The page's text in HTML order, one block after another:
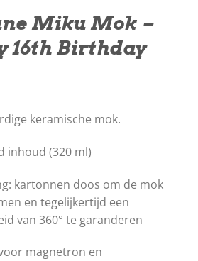
Miku Mok –
16th Birthday
keramische mok.
inhoud (320 ml)
kartonnen doos om de mok
en tegelijkertijd een
van 360° te garanderen
magnetron en